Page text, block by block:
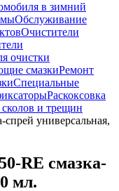
в зимний
Обслуживание
Очистители
очистки
смазкиРемонт
Специальные
Раскоксовка
и трещин
универсальная,
RE смазка-
мл.